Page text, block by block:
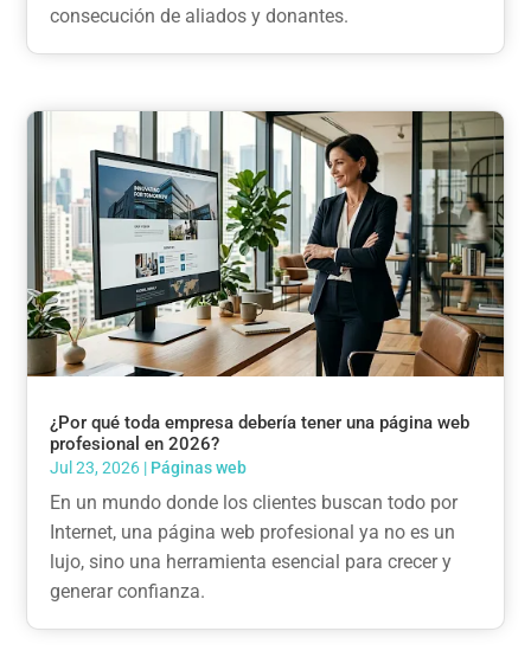
consecución de aliados y donantes.
¿Por qué toda empresa debería tener una página web
profesional en 2026?
Jul 23, 2026 | Páginas web
En un mundo donde los clientes buscan todo por
Internet, una página web profesional ya no es un
lujo, sino una herramienta esencial para crecer y
generar confianza.